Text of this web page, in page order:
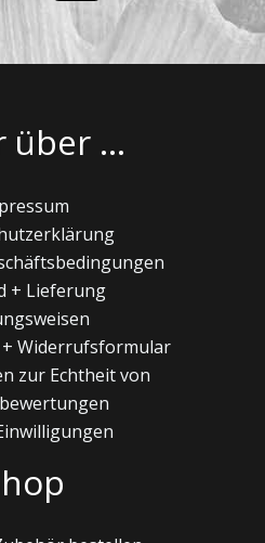
über …
+ Lieferung
Widerrufsformular
zur Echtheit von